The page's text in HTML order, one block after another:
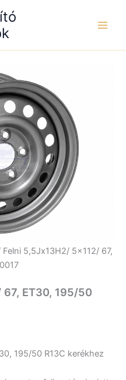
Felni 5,5Jx13H2/ 5×112/ 67,
ET30, 195/50
195/50 R13C kerékhez